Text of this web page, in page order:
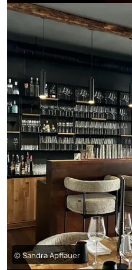
© Sandra Apflauer